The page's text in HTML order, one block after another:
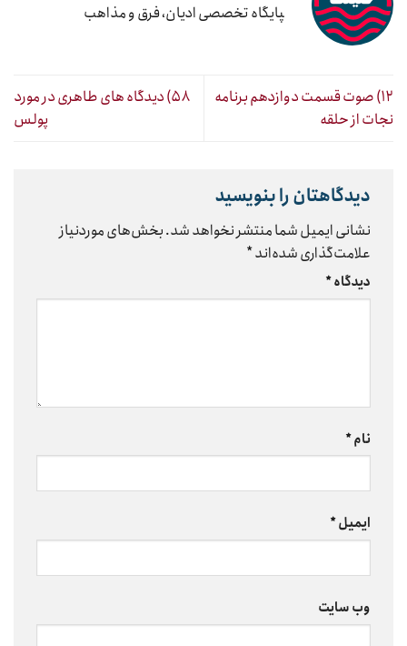
‍پایگاه تخصصی ادیان، فرق و مذاهب
۱۲) صوت قسمت دوازدهم برنامه
نجات از حلقه
۵۸) دیدگاه های طاهری در مورد
پولس
دیدگاهتان را بنویسید
نشانی ایمیل شما منتشر نخواهد شد.بخش‌های موردنیاز
علامت‌گذاری شده‌اند*
دیدگاه*
نام*
ایمیل*
وب‌ سایت